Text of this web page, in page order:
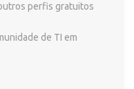
perfis gratuitos
de TI em